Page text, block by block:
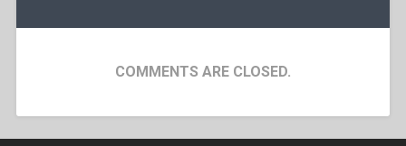
COMMENTS ARE CLOSED.